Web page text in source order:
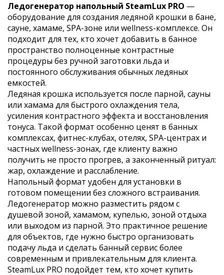
Ледогенератор напольный SteamLux PRO —
оборудование для создания ледяной крошки в бане,
сауне, хамаме, SPA-зоне или wellness-комплексе. Он
подходит для тех, кто хочет добавить в банное
пространство полноценные контрастные
процедуры без ручной заготовки льда и
постоянного обслуживания обычных ледяных
емкостей.
Ледяная крошка используется после парной, сауны
или хамама для быстрого охлаждения тела,
усиления контрастного эффекта и восстановления
тонуса. Такой формат особенно ценят в банных
комплексах, фитнес-клубах, отелях, SPA-центрах и
частных wellness-зонах, где клиенту важно
получить не просто прогрев, а законченный ритуал:
жар, охлаждение и расслабление.
Напольный формат удобен для установки в
готовом помещении без сложного встраивания.
Ледогенератор можно разместить рядом с
душевой зоной, хамамом, купелью, зоной отдыха
или выходом из парной. Это практичное решение
для объектов, где нужно быстро организовать
подачу льда и сделать банный сервис более
современным и привлекательным для клиента.
SteamLux PRO подойдет тем, кто хочет купить